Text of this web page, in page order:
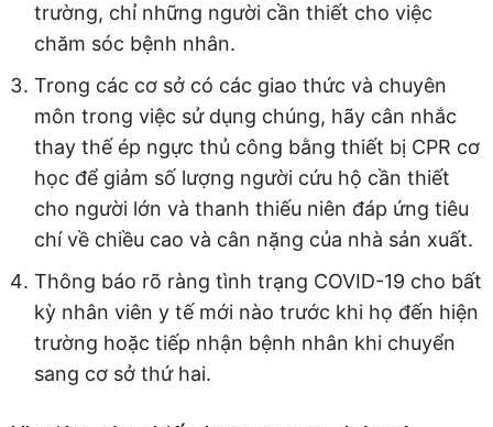
trường, chỉ những người cần thiết cho việc
chăm sóc bệnh nhân.
Trong các cơ sở có các giao thức và chuyên
môn trong việc sử dụng chúng, hãy cân nhắc
thay thế ép ngực thủ công bằng thiết bị CPR cơ
học để giảm số lượng người cứu hộ cần thiết
cho người lớn và thanh thiếu niên đáp ứng tiêu
chí về chiều cao và cân nặng của nhà sản xuất.
Thông báo rõ ràng tình trạng COVID-19 cho bất
kỳ nhân viên y tế mới nào trước khi họ đến hiện
trường hoặc tiếp nhận bệnh nhân khi chuyển
sang cơ sở thứ hai.